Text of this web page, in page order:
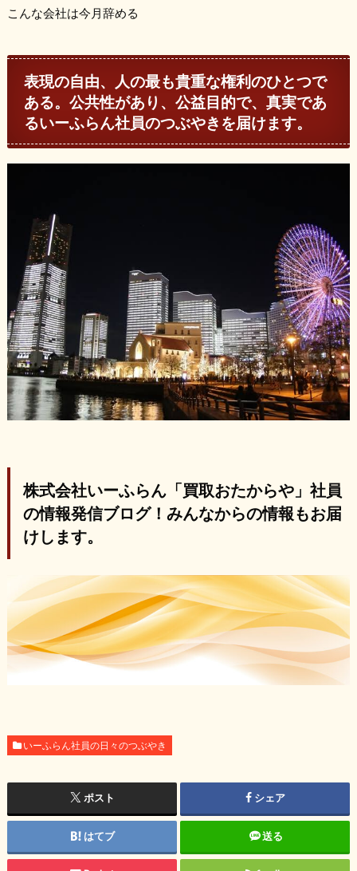
こんな会社は今月辞める
表現の自由、人の最も貴重な権利のひとつで
ある。公共性があり、公益目的で、真実であ
るいーふらん社員のつぶやきを届けます。
株式会社いーふらん「買取おたからや」社員
の情報発信ブログ！みんなからの情報もお届
けします。
いーふらん社員の日々のつぶやき
ポスト シェア
はてブ 送る